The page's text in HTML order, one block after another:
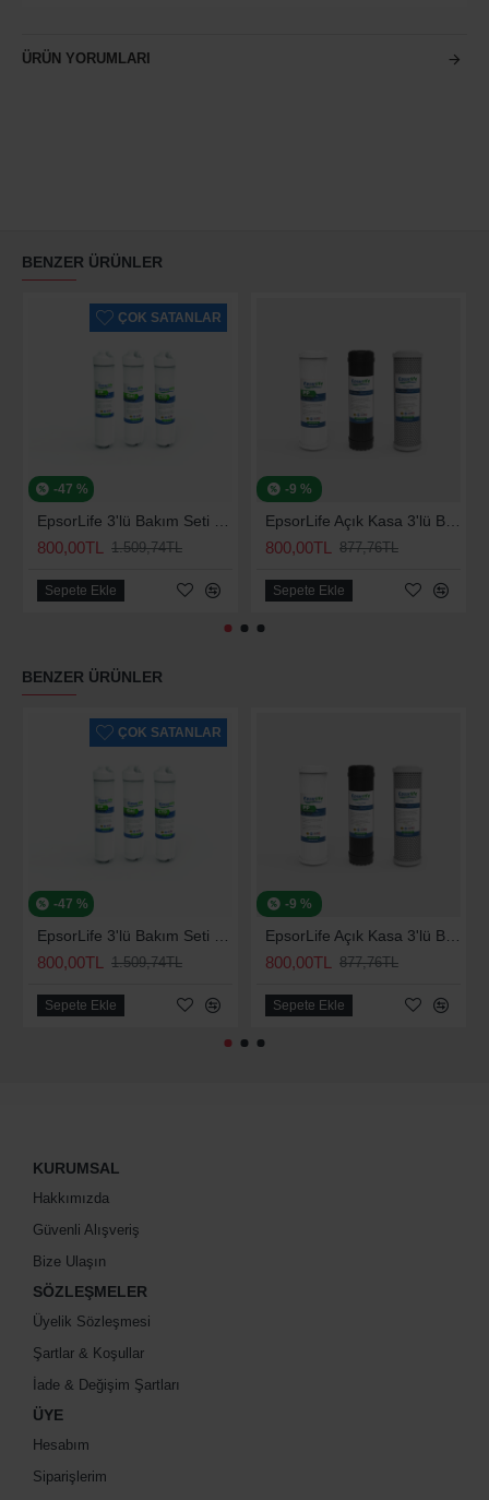
ÜRÜN YORUMLARI
BENZER ÜRÜNLER
ÇOK SATANLAR
-47 %
800,00TL 1.509,74TL
Sepete Ekle
-9 %
800,00TL 877,76TL
Sepete Ekle
BENZER ÜRÜNLER
ÇOK SATANLAR
-47 %
800,00TL 1.509,74TL
Sepete Ekle
-9 %
800,00TL 877,76TL
Sepete Ekle
KURUMSAL
Hakkımızda
Güvenli Alışveriş
Bize Ulaşın
SÖZLEŞMELER
Üyelik Sözleşmesi
Şartlar & Koşullar
İade & Değişim Şartları
ÜYE
Hesabım
Siparişlerim